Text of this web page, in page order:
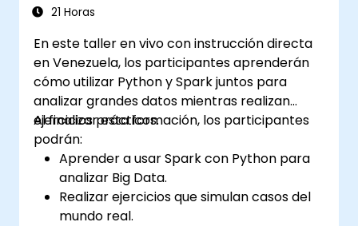
21 Horas
En este taller en vivo con instrucción directa
en Venezuela, los participantes aprenderán
cómo utilizar Python y Spark juntos para
analizar grandes datos mientras realizan
ejercicios prácticos.
Al finalizar esta formación, los participantes
podrán:
Aprender a usar Spark con Python para
analizar Big Data.
Realizar ejercicios que simulan casos del
mundo real.